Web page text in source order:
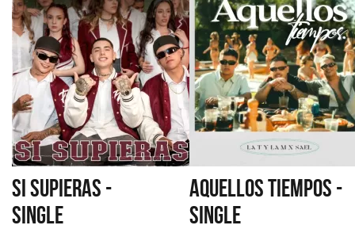
SI SUPIERAS -
SINGLE
AQUELLOS TIEMPOS -
SINGLE